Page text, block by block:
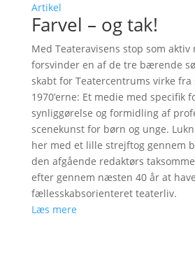
Artikel
Farvel – og tak!
Med Teateravisens stop som aktiv
forsvinder en af de tre bærende
skabt for Teatercentrums virke
1970’erne: Et medie med specifik
synliggørelse og formidling af
scenekunst for børn og unge.
her med et lille strejftog gennem
den afgående redaktørs
efter gennem næsten 40 år at
fællesskabsorienteret teaterliv.
Læs mere